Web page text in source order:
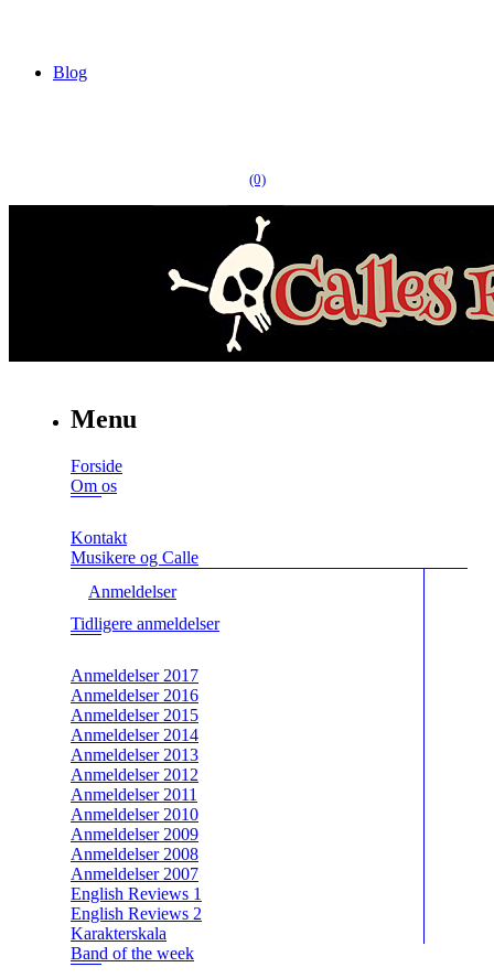
Blog
(0)
Menu
Forside
Om os
Kontakt
Musikere og Calle
Anmeldelser
Tidligere anmeldelser
Anmeldelser 2017
Anmeldelser 2016
Anmeldelser 2015
Anmeldelser 2014
Anmeldelser 2013
Anmeldelser 2012
Anmeldelser 2011
Anmeldelser 2010
Anmeldelser 2009
Anmeldelser 2008
Anmeldelser 2007
English Reviews 1
English Reviews 2
Karakterskala
Band of the week